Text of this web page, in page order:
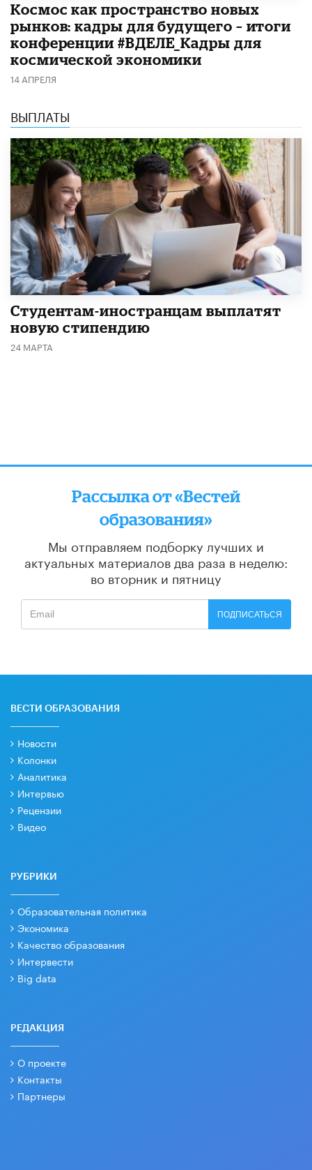
Космос как пространство новых
рынков: кадры для будущего – итоги
конференции #ВДЕЛЕ_Кадры для
космической экономики
14 АПРЕЛЯ
ВЫПЛАТЫ
Студентам-иностранцам выплатят
новую стипендию
24 МАРТА
Рассылка от «Вестей
образования»
Мы отправляем подборку лучших и
актуальных материалов два раза в неделю:
во вторник и пятницу
ПОДПИСАТЬСЯ
ВЕСТИ ОБРАЗОВАНИЯ
Новости
Колонки
Аналитика
Интервью
Рецензии
Видео
РУБРИКИ
Образовательная политика
Экономика
Качество образования
Интервести
Big data
РЕДАКЦИЯ
О проекте
Контакты
Партнеры